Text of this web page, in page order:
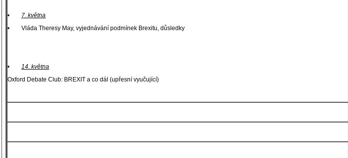
• 7. května
• Vláda Theresy May, vyjednávání podmínek Brexitu, důsledky
• 14. května
Oxford Debate Club: BREXIT a co dál (upřesní vyučující)